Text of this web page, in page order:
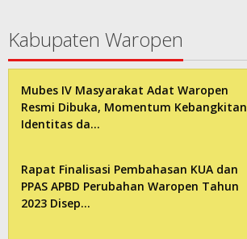
Kabupaten Waropen
Mubes IV Masyarakat Adat Waropen
Resmi Dibuka, Momentum Kebangkitan
Identitas da…
Rapat Finalisasi Pembahasan KUA dan
PPAS APBD Perubahan Waropen Tahun
2023 Disep…